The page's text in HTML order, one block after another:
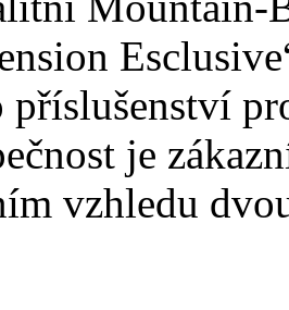
příslušenství
je
vzhledu